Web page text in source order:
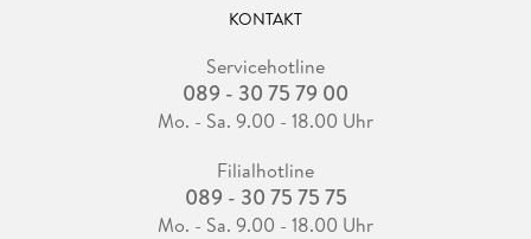
KONTAKT
Servicehotline
089 - 30 75 79 00
Mo. - Sa. 9.00 - 18.00 Uhr
Filialhotline
089 - 30 75 75 75
Mo. - Sa. 9.00 - 18.00 Uhr